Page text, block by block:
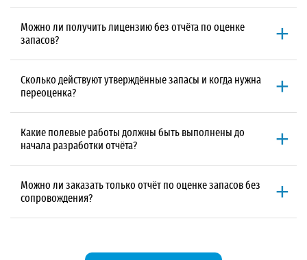
До 500 м³/сут в ТКЗ субъекта РФ, свыше 500 м³/сут в ГКЗ.
региональном Минприроды, Государственная комиссия по запасам
(ГКЗ) это федеральный орган. Мы сопровождаем экспертизу
Можно ли получить лицензию без отчёта по оценке
запасов?
Можно, но толькопри объёме добычи подземных вод до 100 м³/сут.
государственной экспертизы запасов.При объёме от 100 м³/сут
Вы
не сможете получить лицензию. Отчёт с положительным
Сколько действуют утверждённые запасы и когда нужна
переоценка?
Утверждённые запасы действуют до 25 лет,обычно они совпадают
объёма добычи сверх утверждённого, истечении срока действия
лицензии, бурении новой скважины на том же участке. При объёме
Какие полевые работы должны быть выполнены до
начала разработки отчёта?
Минимальный набор:бурение разведочной скважины, опытно-
исследования в скважине (ГИС), рекогносцировочное
обследование территории и расширенный химический анализ
Можно ли заказать только отчёт по оценке запасов без
сопровождения?
«ГидроСервис» не продаёт отчёт как отдельную услугу.Мы
мы же выполняем по проекту ГИН, и экспертизу мы же